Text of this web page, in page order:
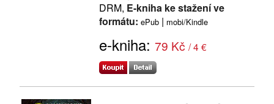
DRM, E-kniha ke stažení ve
formátu: ePub | mobi/Kindle
e-kniha: 79 Kč / 4 €